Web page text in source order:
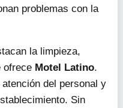
problemas con la
la limpieza,
ofrece Motel Latino.
del personal y
Sin